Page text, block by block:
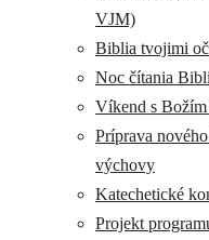
VJM)
Biblia tvojimi
Noc čítania
Víkend s
Príprava
výchovy
Katechetické
Projekt